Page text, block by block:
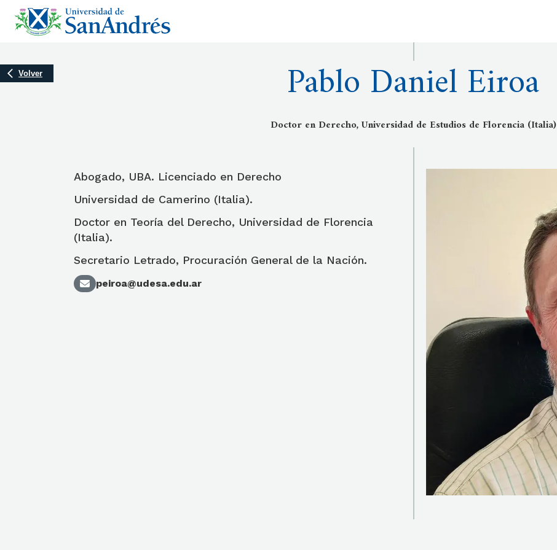
Volver Pablo Daniel Eiroa
Doctor en Derecho, Universidad de Estudios de Florencia (Italia)
Abogado, UBA. Licenciado en Derecho
Universidad de Camerino (Italia).
Doctor en Teoría del Derecho, Universidad de Florencia
(Italia).
Secretario Letrado, Procuración General de la Nación.
peiroa@udesa.edu.ar